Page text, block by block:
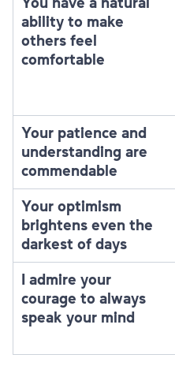
You have a natural
ability to make
others feel
comfortable
Your patience and
understanding are
commendable
Your optimism
brightens even the
darkest of days
I admire your
courage to always
speak your mind